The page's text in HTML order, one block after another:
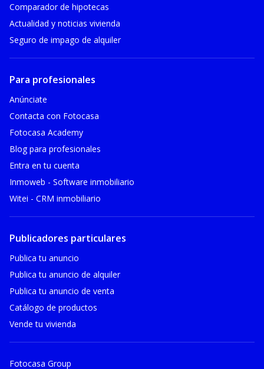
Comparador de hipotecas
Actualidad y noticias vivienda
Seguro de impago de alquiler
Para profesionales
Anúnciate
Contacta con Fotocasa
Fotocasa Academy
Blog para profesionales
Entra en tu cuenta
Inmoweb - Software inmobiliario
Witei - CRM inmobiliario
Publicadores particulares
Publica tu anuncio
Publica tu anuncio de alquiler
Publica tu anuncio de venta
Catálogo de productos
Vende tu vivienda
Fotocasa Group